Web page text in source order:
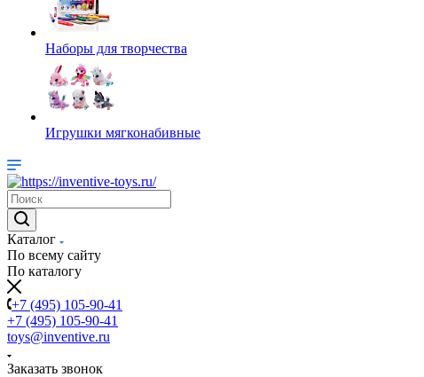
Наборы для творчества
Игрушки мягконабивные
Каталог
По всему сайту
По каталогу
+7 (495) 105-90-41
+7 (495) 105-90-41
toys@inventive.ru
Заказать звонок